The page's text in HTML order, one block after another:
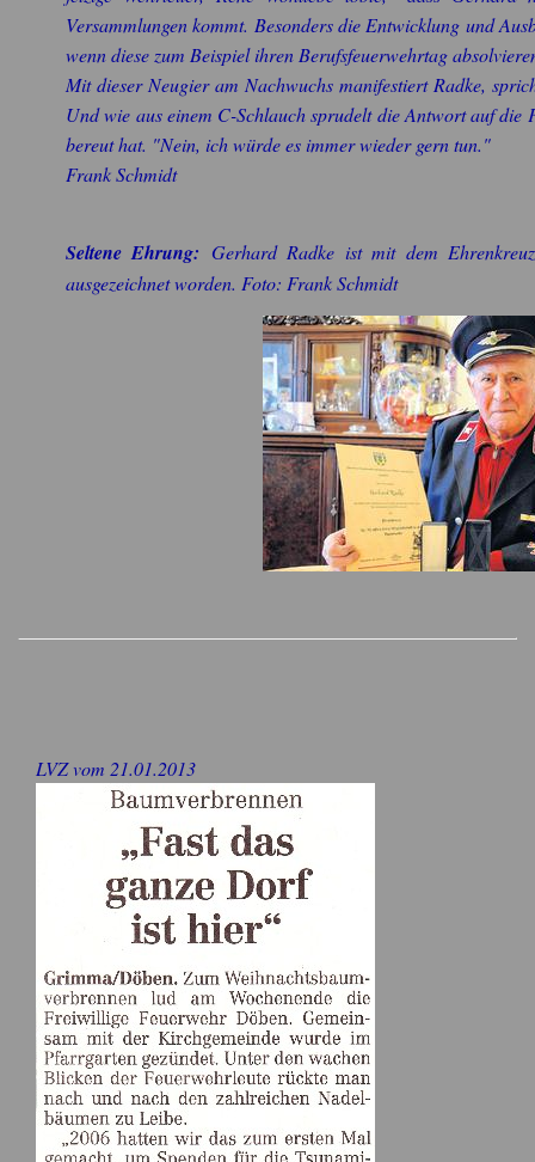
Versammlungen kommt. Besonders die Entwicklung und
wenn diese zum Beispiel ihren Berufsfeuerwehrtag
Mit dieser Neugier am Nachwuchs manifestiert Radke,
Und wie aus einem C-Schlauch sprudelt die Antwort auf
bereut hat. "Nein, ich würde es immer wieder gern tun."
Frank Schmidt
Seltene Ehrung: Gerhard Radke ist mit dem
ausgezeichnet worden. Foto: Frank Schmidt
LVZ vom 21.01.2013